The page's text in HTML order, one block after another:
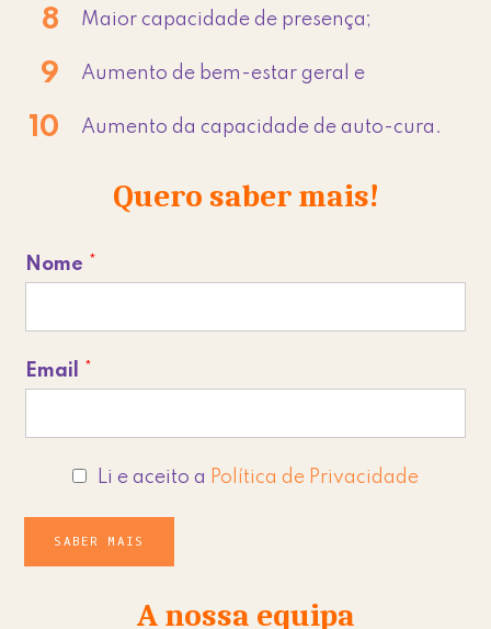
Maior capacidade de presença;
Aumento de bem-estar geral e
Aumento da capacidade de auto-cura.
Quero saber mais!
Nome *
Email *
Li e aceito a Política de Privacidade
SABER MAIS
A nossa equipa